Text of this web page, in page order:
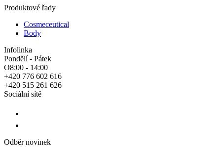
Produktové řady
Cosmeceutical
Body
Infolinka
Pondělí - Pátek
O8:00 - 14:00
+420 776 602 616
+420 515 261 626
Sociální sítě
Odběr novinek